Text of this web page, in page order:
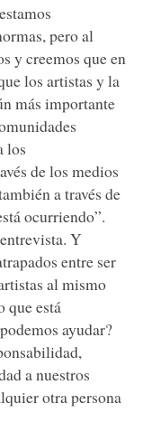
pero al
y creemos que en
los artistas y la
más importante
los
de los medios
a través de
ocurriendo”.
Y
entre ser
al mismo
que está
ayudar?
a nuestros
otra persona